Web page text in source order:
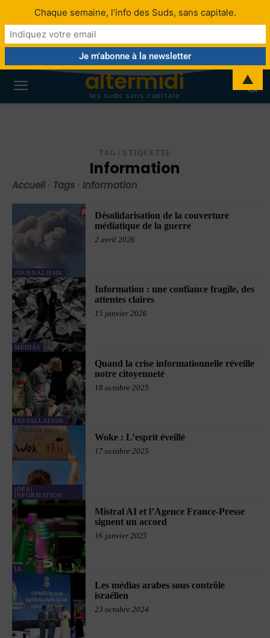
altermidi
les suds sans capitale
TAG / ETIQUETTE
Information
Accueil Tags Information
JOURNALISME
Désolidarisation de la couverture
médiatique de la guerre
2 avril 2026
MÉDIAS
Information : une confiance fragile, des
attentes claires
15 janvier 2026
INSTALLATION
Quand la crise informationnelle réveille
notre citoyenneté
18 octobre 2025
(DÉS)
INFORMATION
Woke : L’esprit éveillé
17 octobre 2025
IA
Mistral AI et l’Agence France-Presse
signent un accord
16 janvier 2025
Les médias arabes sous contrôle
israélien
23 octobre 2024
Chaque semaine, l’info des Suds, sans capitale.
▲